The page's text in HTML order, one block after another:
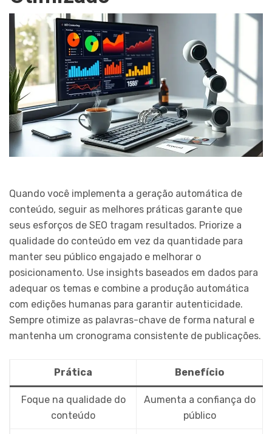
Quando você implementa a geração automática de
conteúdo, seguir as melhores práticas garante que
seus esforços de SEO tragam resultados. Priorize a
qualidade do conteúdo em vez da quantidade para
manter seu público engajado e melhorar o
posicionamento. Use insights baseados em dados para
adequar os temas e combine a produção automática
com edições humanas para garantir autenticidade.
Sempre otimize as palavras-chave de forma natural e
mantenha um cronograma consistente de publicações.
Prática Benefício
Foque na qualidade do
conteúdo
Aumenta a confiança do
público